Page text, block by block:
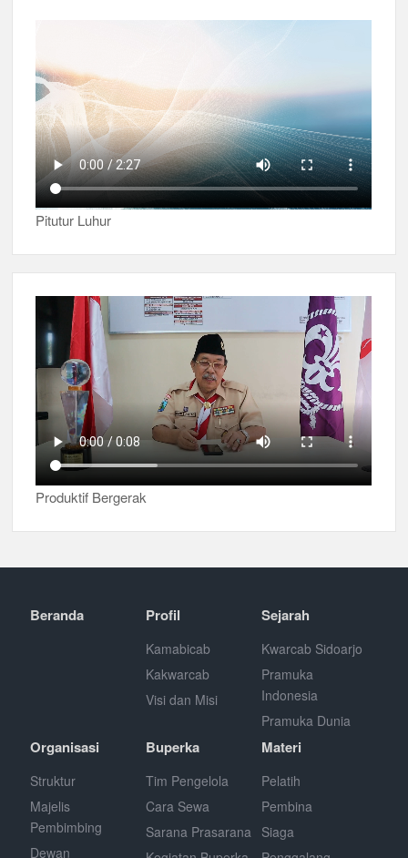
Pitutur Luhur
Produktif Bergerak
Beranda Profil
Kamabicab
Kakwarcab
Visi dan Misi
Sejarah
Kwarcab Sidoarjo
Pramuka
Indonesia
Pramuka Dunia
Organisasi
Struktur
Majelis
Pembimbing
Dewan
Buperka
Tim Pengelola
Cara Sewa
Sarana Prasarana
Materi
Pelatih
Pembina
Siaga